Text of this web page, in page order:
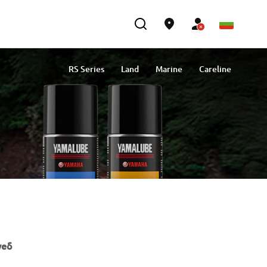
RS Series Land Marine Careline